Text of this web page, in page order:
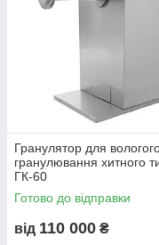
Гранулятор для
гранулювання хитного
ГК-60
Готово до відправки
від 110 000 ₴